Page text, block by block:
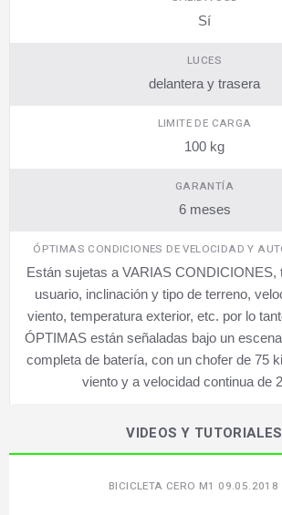
Sí
LUCES
delantera y trasera
LIMITE DE CARGA
100 kg
GARANTÍA
6 meses
ÓPTIMAS CONDICIONES DE VELOCIDAD Y
Están sujetas a VARIAS CONDICIONES,
usuario, inclinación y tipo de terreno,
viento, temperatura exterior, etc. por lo
ÓPTIMAS están señaladas bajo un
completa de batería, con un chofer de 75
viento y a velocidad continua de
VIDEOS Y TUTORIALES
BICICLETA CERO M1